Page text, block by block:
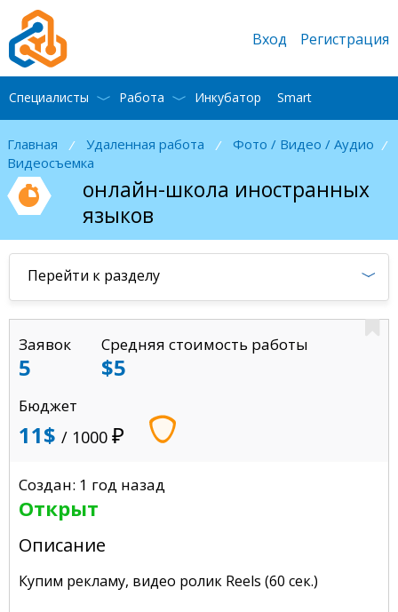
Главная / Удаленная работа / Фото / Видео / Аудио /
Видеосъемка
онлайн-школа иностранных
языков
Перейти к разделу
Заявок
5
Средняя стоимость работы
$5
Бюджет
11$ / 1000
Создан: 1 год назад
Открыт
Описание
Купим рекламу, видео ролик Reels (60 сек.)
Вход Регистрация
Специалисты Работа Инкубатор Smart